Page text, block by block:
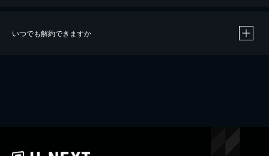
いつでも解約できますか